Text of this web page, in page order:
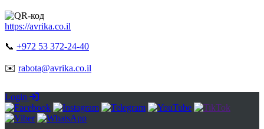
https://avrika.co.il
📞 +972 53 372-24-40
✉️ rabota@avrika.co.il
Login